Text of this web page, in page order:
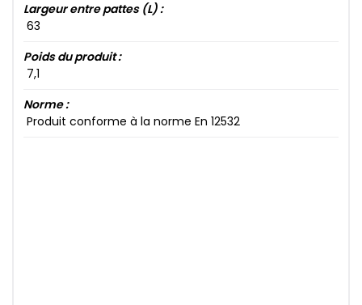
Largeur entre pattes (L) :
63​
Poids du produit :
7​,1​
Norme :
Produit conforme à la norme En 12532